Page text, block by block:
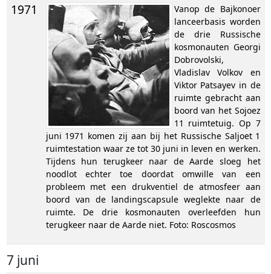
1971
Vanop de Bajkonoer
lanceerbasis worden
de drie Russische
kosmonauten Georgi
Dobrovolski,
Vladislav Volkov en
Viktor Patsayev in de
ruimte gebracht aan
boord van het Sojoez
11 ruimtetuig. Op 7
juni 1971 komen zij aan bij het Russische Saljoet 1
ruimtestation waar ze tot 30 juni in leven en werken.
Tijdens hun terugkeer naar de Aarde sloeg het
noodlot echter toe doordat omwille van een
probleem met een drukventiel de atmosfeer aan
boord van de landingscapsule weglekte naar de
ruimte. De drie kosmonauten overleefden hun
terugkeer naar de Aarde niet. Foto: Roscosmos
7 juni